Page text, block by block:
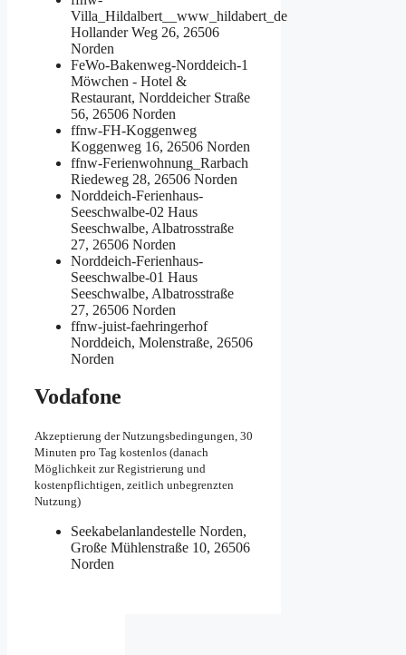
Villa_Hildalbert__www_hildabert_de
Hollander Weg 26, 26506
Norden
FeWo-Bakenweg-Norddeich-1
Möwchen - Hotel &
Restaurant, Norddeicher Straße
56, 26506 Norden
ffnw-FH-Koggenweg
Koggenweg 16, 26506 Norden
ffnw-Ferienwohnung_Rarbach
Riedeweg 28, 26506 Norden
Norddeich-Ferienhaus-
Seeschwalbe-02 Haus
Seeschwalbe, Albatrosstraße
27, 26506 Norden
Norddeich-Ferienhaus-
Seeschwalbe-01 Haus
Seeschwalbe, Albatrosstraße
27, 26506 Norden
ffnw-juist-faehringerhof
Norddeich, Molenstraße, 26506
Norden
Vodafone
Akzeptierung der Nutzungsbedingungen, 30
Minuten pro Tag kostenlos (danach
Möglichkeit zur Registrierung und
kostenpflichtigen, zeitlich unbegrenzten
Nutzung)
Seekabelanlandestelle Norden,
Große Mühlenstraße 10, 26506
Norden